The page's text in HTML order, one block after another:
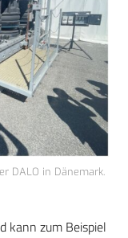
DALO in Dänemark.
kann zum Beispiel